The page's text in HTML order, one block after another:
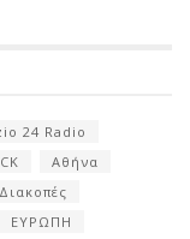
24 Radio
Αθήνα
Διακοπές
ΕΥΡΩΠΗ